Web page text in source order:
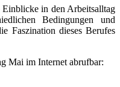
Einblicke in den Arbeitsalltag
Bedingungen und
Faszination dieses Berufes
Mai im Internet abrufbar: